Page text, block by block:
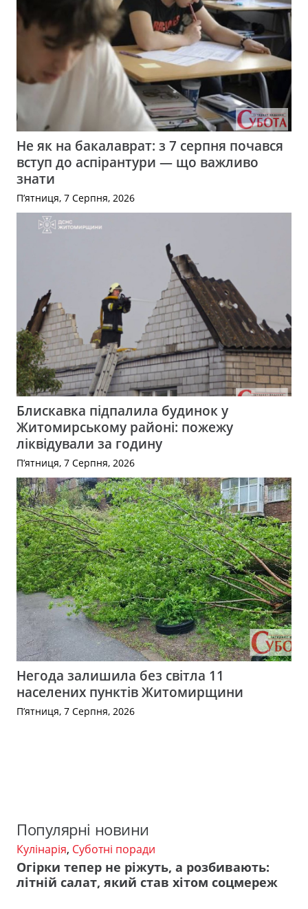
Не як на бакалаврат: з 7 серпня почався
вступ до аспірантури — що важливо
знати
П’ятниця, 7 Серпня, 2026
Блискавка підпалила будинок у
Житомирському районі: пожежу
ліквідували за годину
П’ятниця, 7 Серпня, 2026
Негода залишила без світла 11
населених пунктів Житомирщини
П’ятниця, 7 Серпня, 2026
Популярні новини
Кулінарія, Суботні поради
Огірки тепер не ріжуть, а розбивають:
літній салат, який став хітом соцмереж